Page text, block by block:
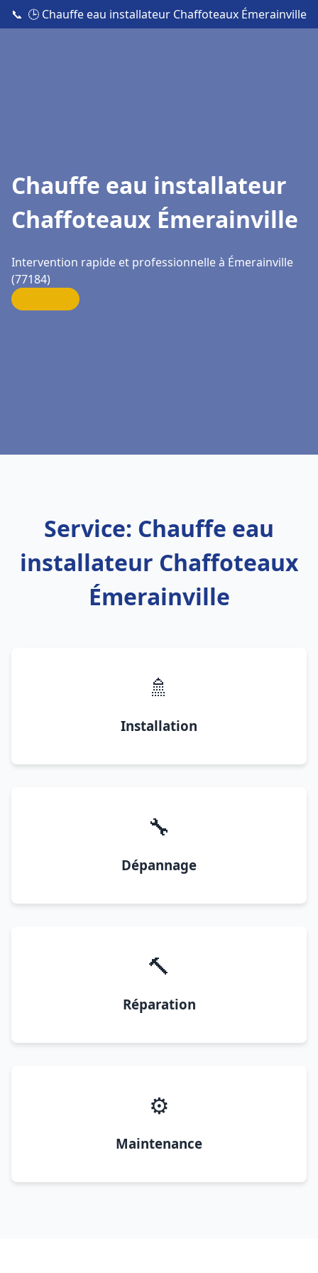
📞 🕒 Chauffe eau installateur Chaffoteaux Émerainville
Chauffe eau installateur
Chaffoteaux Émerainville
Intervention rapide et professionnelle à Émerainville
(77184)
Service: Chauffe eau
installateur Chaffoteaux
Émerainville
🚿
Installation
🔧
Dépannage
🔨
Réparation
⚙️
Maintenance